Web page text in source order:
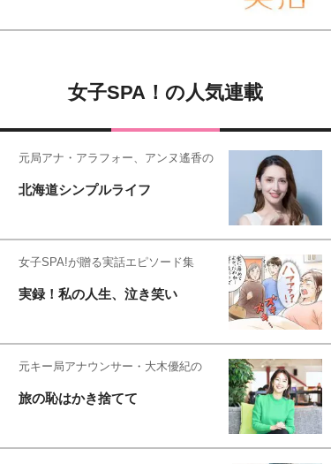
女子SPA！の人気連載
元局アナ・アラフォー、アンヌ遙香の
北海道シンプルライフ
女子SPA!が贈る実話エピソード集
実録！私の人生、泣き笑い
元キー局アナウンサー・大木優紀の
旅の恥はかき捨てて